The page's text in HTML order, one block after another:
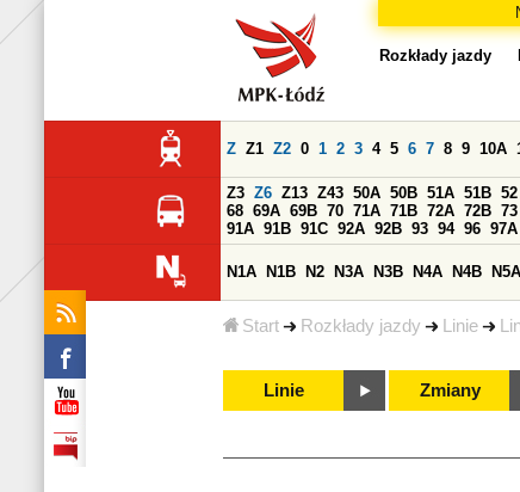
Start Rozkłady jazdy Linie
Rozkłady jazdy
Z Z1 Z2 0 1 2 3 4 5 6 7 8 9 10A
Z3 Z6 Z13 Z43 50A 50B 51A 51B 52
68 69A 69B 70 71A 71B 72A 72B 73
91A 91B 91C 92A 92B 93 94 96 97A
N1A N1B N2 N3A N3B N4A N4B N5A
Linie Zmiany